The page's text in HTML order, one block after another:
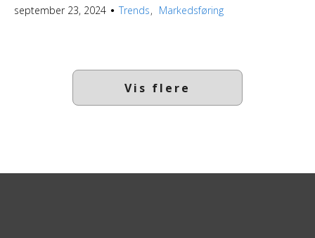
september 23, 2024 ● Trends Markedsføring
Vis flere